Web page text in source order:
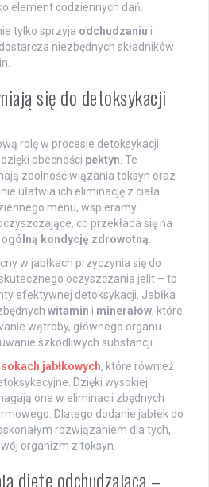
element codziennych dań.
tylko sprzyja odchudzaniu i
niezbędnych składników
się do detoksykacji
rolę w procesie detoksykacji
obecności pektyn. Te
zdolność wiązania toksyn oraz
ułatwia ich eliminację z ciała.
menu, wspieramy
co przekłada się na
ogólną kondycję zdrowotną.
w jabłkach przyczynia się do
oczyszczania jelit – to
efektywnej detoksykacji. Jabłka
witamin i minerałów, które
wątroby, głównego organu
szkodliwych substancji.
sokach jabłkowych, które również
Dzięki wysokiej
one w eliminacji zbędnych
Dlatego dodanie jabłek do
rozwiązaniem dla tych,
organizm z toksyn.
dietę odchudzającą –